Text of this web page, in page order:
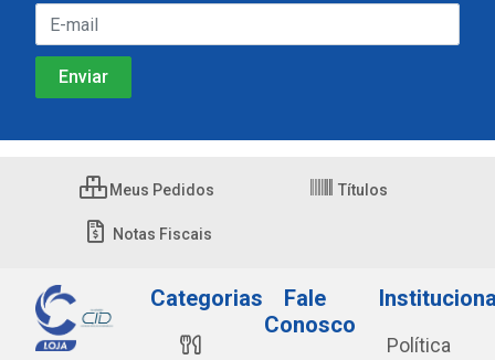
Meus Pedidos Títulos
Notas Fiscais
Categorias
Fale
Conosco
Política